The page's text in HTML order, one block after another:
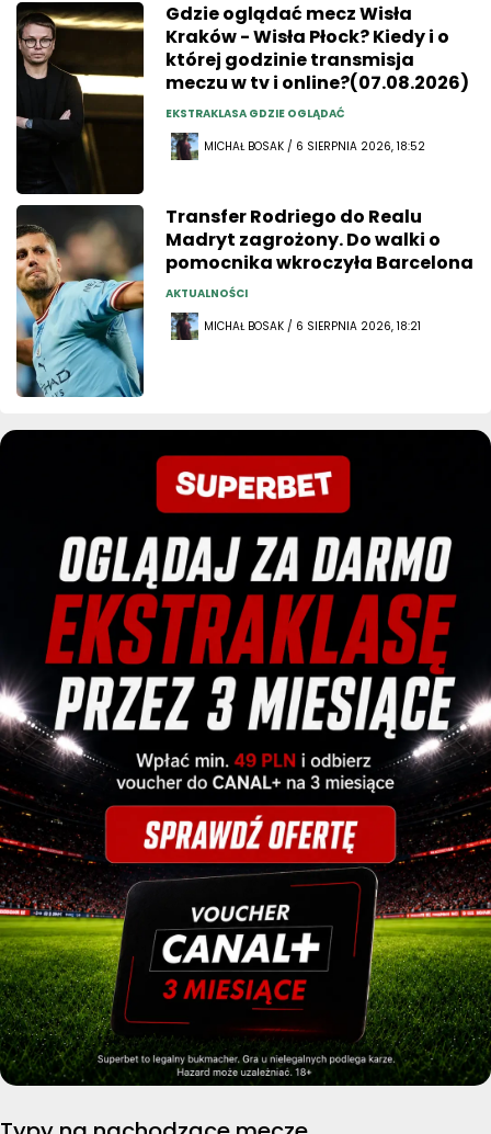
Gdzie oglądać mecz Wisła
Kraków - Wisła Płock? Kiedy i o
której godzinie transmisja
meczu w tv i online?(07.08.2026)
EKSTRAKLASA GDZIE OGLĄDAĆ
MICHAŁ BOSAK / 6 SIERPNIA 2026, 18:52
Transfer Rodriego do Realu
Madryt zagrożony. Do walki o
pomocnika wkroczyła Barcelona
AKTUALNOŚCI
MICHAŁ BOSAK / 6 SIERPNIA 2026, 18:21